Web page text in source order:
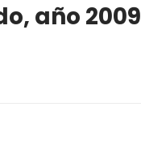
año 2009